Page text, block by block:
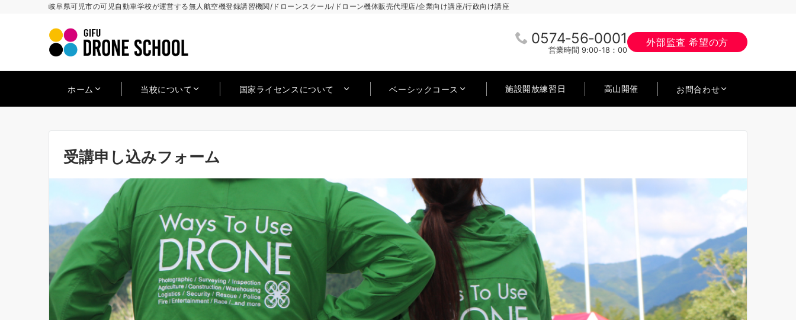
岐阜県可児市の可児自動車学校が運営する無人航空機登録講習機関/ドローンスクール/ドローン機体販売代理店/企業向け講座/行政向け講座
0574‐56‐0001
営業時間 9:00-18：00
外部監査 希望の方
ホーム 当校について 国家ライセンスについて ベーシックコース 施設開放練習日 高山開催 お問合わせ
受講申し込みフォーム